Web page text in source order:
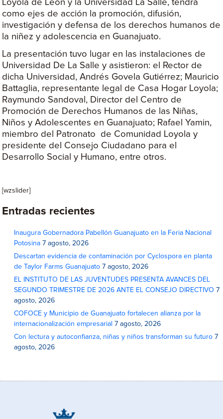
Loyola de León y la Universidad La Salle, tendrá
como ejes de acción la promoción, difusión,
investigación y defensa de los derechos humanos de
la niñez y adolescencia en Guanajuato.
La presentación tuvo lugar en las instalaciones de
Universidad De La Salle y asistieron: el Rector de
dicha Universidad, Andrés Govela Gutiérrez; Mauricio
Battaglia, representante legal de Casa Hogar Loyola;
Raymundo Sandoval, Director del Centro de
Promoción de Derechos Humanos de las Niñas,
Niños y Adolescentes en Guanajuato; Rafael Yamin,
miembro del Patronato de Comunidad Loyola y
presidente del Consejo Ciudadano para el
Desarrollo Social y Humano, entre otros.
[wzslider]
Entradas recientes
Inaugura Gobernadora Pabellón Guanajuato en la Feria Nacional
Potosina 7 agosto, 2026
Descartan evidencia de contaminación por Cyclospora en planta
de Taylor Farms Guanajuato 7 agosto, 2026
EL INSTITUTO DE LAS JUVENTUDES PRESENTA AVANCES DEL
SEGUNDO TRIMESTRE DE 2026 ANTE EL CONSEJO DIRECTIVO 7
agosto, 2026
COFOCE y Municipio de Guanajuato fortalecen alianza por la
internacionalización empresarial 7 agosto, 2026
Con lectura y autoconfianza, niñas y niños transforman su futuro 7
agosto, 2026